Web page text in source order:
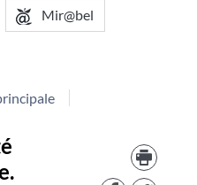
Mir@bel